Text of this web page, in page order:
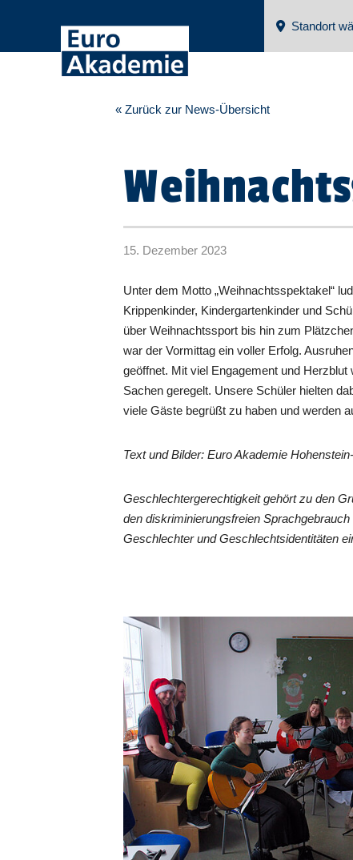
Standort
« Zurück zur News-Übersicht
15. Dezember 2023
Unter dem Motto „Weihnachtsspektakel“
Krippenkinder, Kindergartenkinder und
über Weihnachtssport bis hin zum
war der Vormittag ein voller Erfolg.
geöffnet. Mit viel Engagement und
Sachen geregelt. Unsere Schüler hielten
viele Gäste begrüßt zu haben und werden
Text und Bilder: Euro Akademie
Geschlechtergerechtigkeit gehört zu den
den diskriminierungsfreien
Geschlechter und Geschlechtsidentitäten